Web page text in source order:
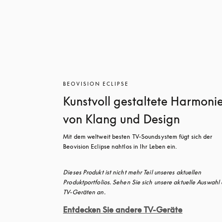
BEOVISION ECLIPSE
Kunstvoll gestaltete
von Klang und Design
Mit dem weltweit besten TV-Soundsystem fügt sich der
Beovision Eclipse nahtlos in Ihr Leben ein.
Dieses Produkt ist nicht mehr Teil unseres aktuellen
Produktportfolios. Sehen Sie sich unsere aktuelle Auswahl
TV-Geräten an.
Entdecken Sie andere TV-Geräte